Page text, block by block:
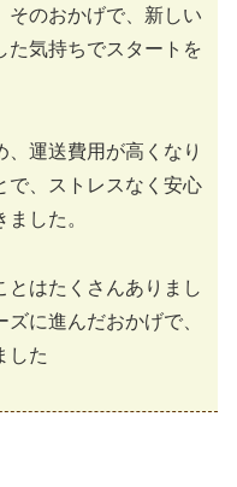
そのおかげで、新しい
た気持ちでスタートを
運送費用が高くなり
で、ストレスなく安心
した。
とはたくさんありまし
に進んだおかげで、
した